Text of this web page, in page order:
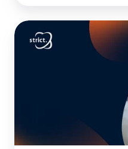
Persbericht:
Bedrijfsleven
maakt
out